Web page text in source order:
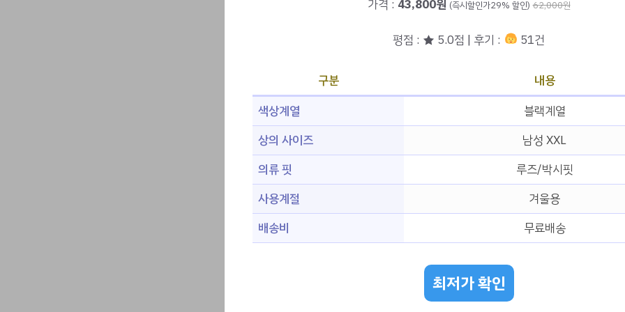
가격 : 43,800원 (즉시할인가29% 할인) 62,000원
평점 : ★ 5.0점 | 후기 : 51건
구분
내용
색상계열
블랙계열
상의 사이즈
남성 XXL
의류 핏
루즈/박시핏
사용계절
겨울용
배송비
무료배송
최저가 확인